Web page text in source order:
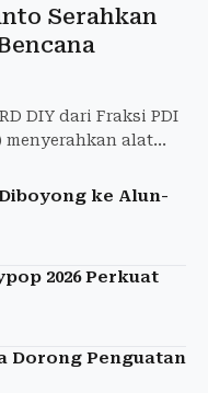
Serahkan
DIY dari Fraksi PDI
menyerahkan alat
ke Alun-
2026 Perkuat
Dorong Penguatan